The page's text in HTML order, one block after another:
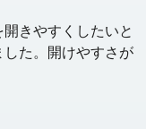
きやすくしたいと
た。開けやすさが